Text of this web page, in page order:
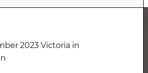
2023 Victoria in